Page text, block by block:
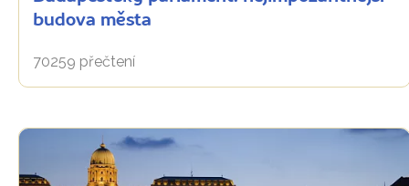
budova města
70259 přečtení